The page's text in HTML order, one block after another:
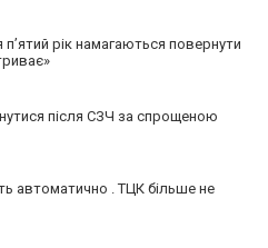
рік намагаються повернути
після СЗЧ за спрощеною
автоматично . ТЦК більше не